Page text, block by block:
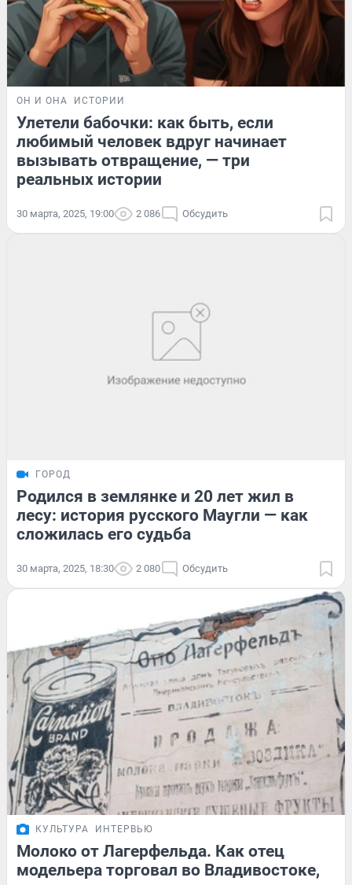
ОН И ОНА ИСТОРИИ
Улетели бабочки: как быть, если
любимый человек вдруг начинает
вызывать отвращение, — три
реальных истории
30 марта, 2025, 19:00 2 086 Обсудить
ГОРОД
Родился в землянке и 20 лет жил в
лесу: история русского Маугли — как
сложилась его судьба
30 марта, 2025, 18:30 2 080 Обсудить
КУЛЬТУРА ИНТЕРВЬЮ
Молоко от Лагерфельда. Как отец
модельера торговал во Владивостоке,